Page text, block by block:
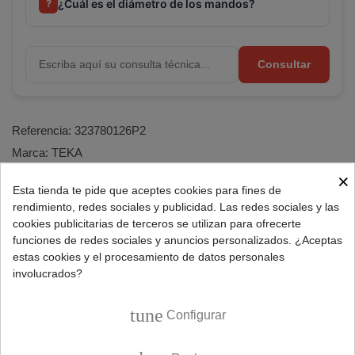
? ¿Cuál es el diámetro de los mandos?
Consultar
Referencia: 323780126P2
Marca: TEKA
DESCRIPCIÓN
Repuesto juego de dos mandos temporizador para
microondas Teka.
Características kit mandos microondas:
×
Esta tienda te pide que aceptes cookies para fines de
rendimiento, redes sociales y publicidad. Las redes sociales y las
cookies publicitarias de terceros se utilizan para ofrecerte
funciones de redes sociales y anuncios personalizados. ¿Aceptas
estas cookies y el procesamiento de datos personales
involucrados?
tune Configurar